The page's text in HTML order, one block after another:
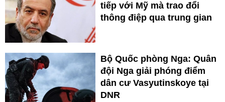
tiếp với Mỹ mà trao đổi
thông điệp qua trung gian
Bộ Quốc phòng Nga: Quân
đội Nga giải phóng điểm
dân cư Vasyutinskoye tại
DNR